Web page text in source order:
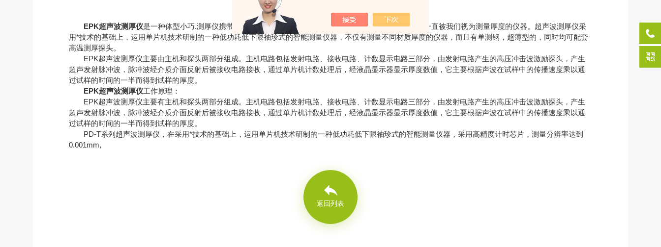
EPK超声波测厚仪是一种体型小巧.测厚仪携带方便的测量仪器,其的测量精度和测量范围,以及其做工精细,一直被我们视为测量厚度的仪器。超声波测厚仪采
用*技术的基础上，运用单片机技术研制的一种低功耗低下限袖珍式的智能测量仪器，不仅有测量不同材质厚度的仪器，而且有单测钢，超薄型的，同时均可配套
高温测厚探头。
EPK超声波测厚仪主要由主机和探头两部分组成。主机电路包括发射电路、接收电路、计数显示电路三部分，由发射电路产生的高压冲击波激励探头，产生
超声发射脉冲波，脉冲波经介质介面反射后被接收电路接收，通过单片机计数处理后，经液晶显示器显示厚度数值，它主要根据声波在试样中的传播速度乘以通
过试样的时间的一半而得到试样的厚度。
EPK超声波测厚仪工作原理：
EPK超声波测厚仪主要有主机和探头两部分组成。主机电路包括发射电路、接收电路、计数显示电路三部分，由发射电路产生的高压冲击波激励探头，产生
超声发射脉冲波，脉冲波经介质介面反射后被接收电路接收，通过单片机计数处理后，经液晶显示器显示厚度数值，它主要根据声波在试样中的传播速度乘以通
过试样的时间的一半而得到试样的厚度。
PD-T系列超声波测厚仪，在采用*技术的基础上，运用单片机技术研制的一种低功耗低下限袖珍式的智能测量仪器，采用高精度计时芯片，测量分辨率达到
0.001mm,
返回列表